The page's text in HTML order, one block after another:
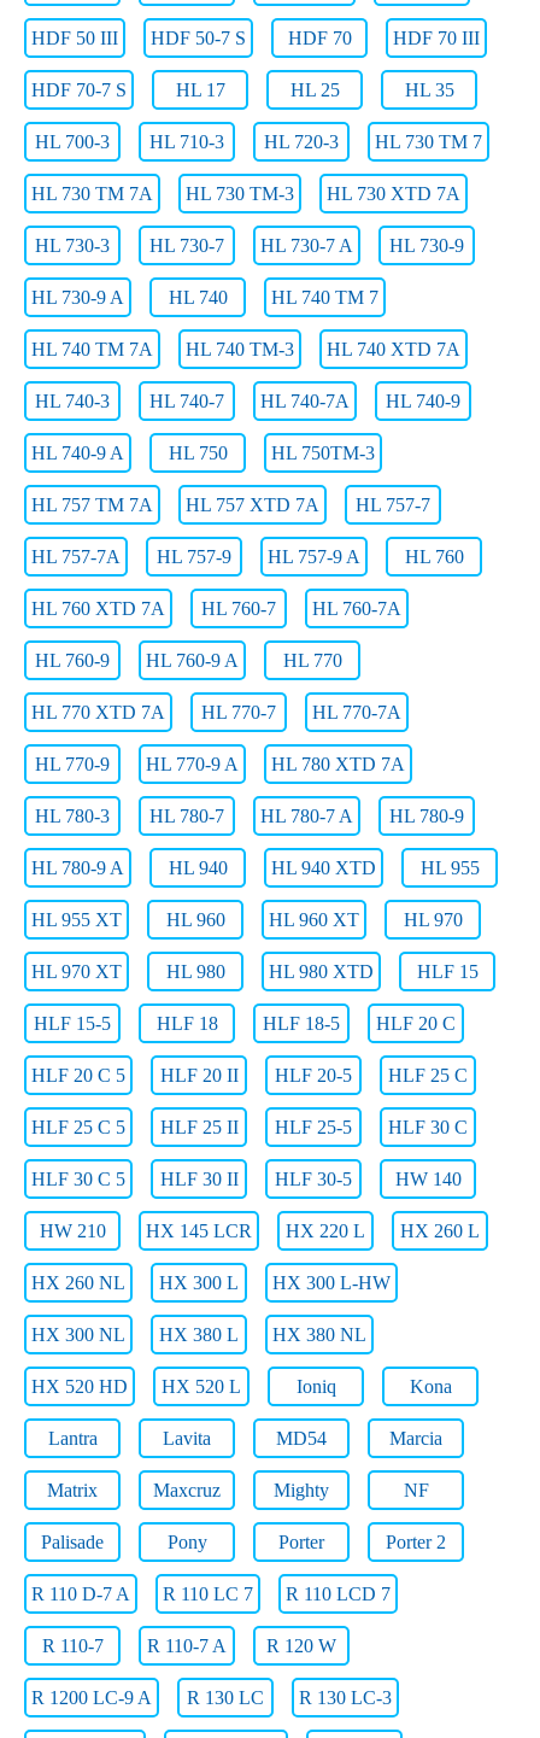
HDF 50 III HDF 50-7 S HDF 70 HDF 70 III
HDF 70-7 S HL 17 HL 25 HL 35
HL 700-3 HL 710-3 HL 720-3 HL 730 TM 7
HL 730 TM 7A HL 730 TM-3 HL 730 XTD 7A
HL 730-3 HL 730-7 HL 730-7 A HL 730-9
HL 730-9 A HL 740 HL 740 TM 7
HL 740 TM 7A HL 740 TM-3 HL 740 XTD 7A
HL 740-3 HL 740-7 HL 740-7A HL 740-9
HL 740-9 A HL 750 HL 750TM-3
HL 757 TM 7A HL 757 XTD 7A HL 757-7
HL 757-7A HL 757-9 HL 757-9 A HL 760
HL 760 XTD 7A HL 760-7 HL 760-7A
HL 760-9 HL 760-9 A HL 770
HL 770 XTD 7A HL 770-7 HL 770-7A
HL 770-9 HL 770-9 A HL 780 XTD 7A
HL 780-3 HL 780-7 HL 780-7 A HL 780-9
HL 780-9 A HL 940 HL 940 XTD HL 955
HL 955 XT HL 960 HL 960 XT HL 970
HL 970 XT HL 980 HL 980 XTD HLF 15
HLF 15-5 HLF 18 HLF 18-5 HLF 20 C
HLF 20 C 5 HLF 20 II HLF 20-5 HLF 25 C
HLF 25 C 5 HLF 25 II HLF 25-5 HLF 30 C
HLF 30 C 5 HLF 30 II HLF 30-5 HW 140
HW 210 HX 145 LCR HX 220 L HX 260 L
HX 260 NL HX 300 L HX 300 L-HW
HX 300 NL HX 380 L HX 380 NL
HX 520 HD HX 520 L Ioniq Kona
Lantra Lavita MD54 Marcia
Matrix Maxcruz Mighty NF
Palisade Pony Porter Porter 2
R 110 D-7 A R 110 LC 7 R 110 LCD 7
R 110-7 R 110-7 A R 120 W
R 1200 LC-9 A R 130 LC R 130 LC-3